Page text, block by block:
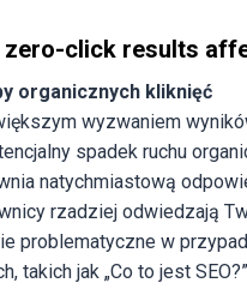
zero-click results
organicznych kliknięć
wyzwaniem
spadek ruchu
natychmiastową
rzadziej odwiedzają
problematyczne w
takich jak „Co to jest